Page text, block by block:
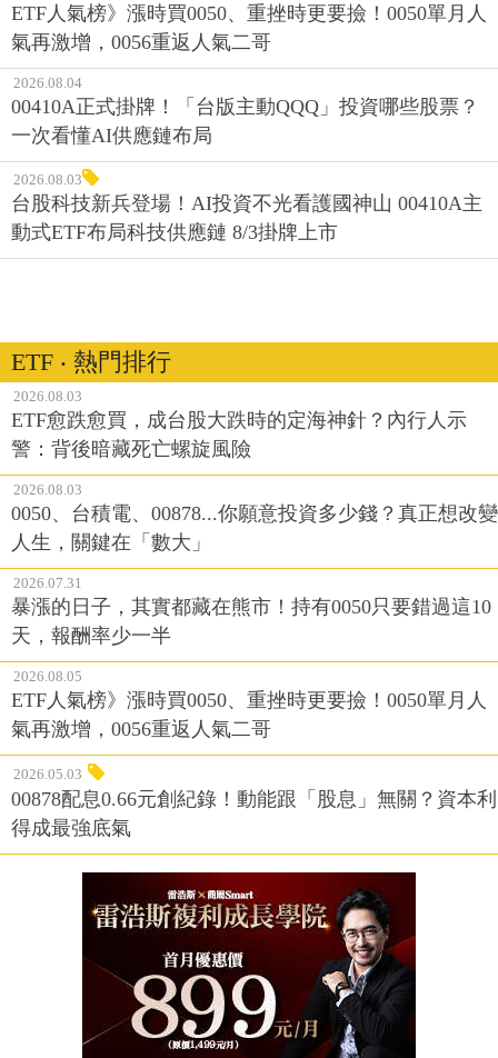
ETF人氣榜》漲時買0050、重挫時更要撿！0050單月人
氣再激增，0056重返人氣二哥
2026.08.04
00410A正式掛牌！「台版主動QQQ」投資哪些股票？
一次看懂AI供應鏈布局
2026.08.03
台股科技新兵登場！AI投資不光看護國神山 00410A主
動式ETF布局科技供應鏈 8/3掛牌上市
ETF ‧ 熱門排行
2026.08.03
ETF愈跌愈買，成台股大跌時的定海神針？內行人示
警：背後暗藏死亡螺旋風險
2026.08.03
0050、台積電、00878...你願意投資多少錢？真正想改變
人生，關鍵在「數大」
2026.07.31
暴漲的日子，其實都藏在熊市！持有0050只要錯過這10
天，報酬率少一半
2026.08.05
ETF人氣榜》漲時買0050、重挫時更要撿！0050單月人
氣再激增，0056重返人氣二哥
2026.05.03
00878配息0.66元創紀錄！動能跟「股息」無關？資本利
得成最強底氣